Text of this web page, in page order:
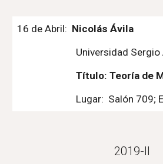
16 de Abril: Nicolás Ávila
Universidad Sergio
Título: Teoría de
Lugar:  Salón 709;
2019-II